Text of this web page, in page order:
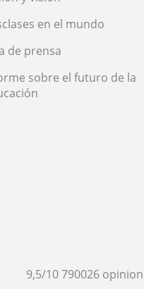
en el mundo
de prensa
sobre el futuro de la
9,5/10790026